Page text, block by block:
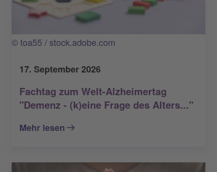
© toa55 / stock.adobe.com
17. September 2026
Fachtag zum Welt-Alzheimertag
"Demenz - (k)eine Frage des Alters..."
Mehr lesen